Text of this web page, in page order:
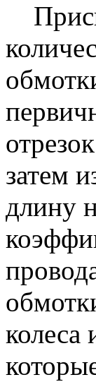
затем
длину
колеса